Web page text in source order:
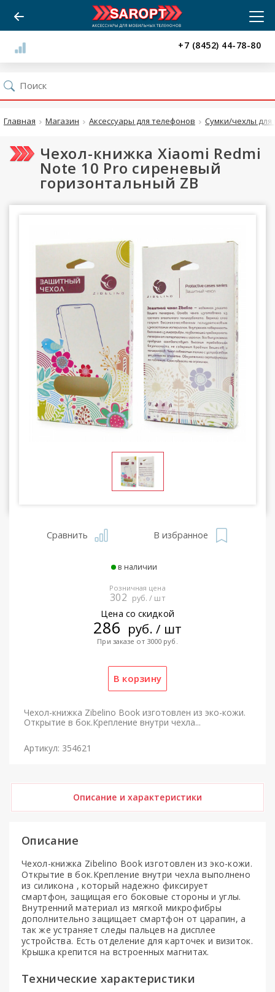
+7 (8452) 44-78-80
Главная Магазин Аксессуары для телефонов Сумки/чехлы для
Чехол-книжка Xiaomi Redmi
Note 10 Pro сиреневый
горизонтальный ZB
Сравнить В избранное
в наличии
Розничная цена
302 руб. / шт
Цена со скидкой
286 руб. / шт
При заказе от 3000 руб.
Чехол-книжка Zibelino Book изготовлен из эко-кожи.
Открытие в бок.Крепление внутри чехла...
Артикул: 354621
Описание и характеристики
Описание
Чехол-книжка Zibelino Book изготовлен из эко-кожи.
Открытие в бок.Крепление внутри чехла выполнено
из силикона , который надежно фиксирует
смартфон, защищая его боковые стороны и углы.
Внутренний материал из мягкой микрофибры
дополнительно защищает смартфон от царапин, а
так же устраняет следы пальцев на дисплее
устройства. Есть отделение для карточек и визиток.
Крышка крепится на встроенных магнитах.
Технические характеристики